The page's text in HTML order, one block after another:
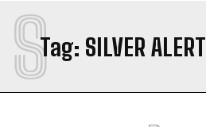
Tag: SILVER ALERT
S